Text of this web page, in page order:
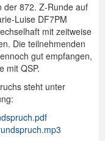
der 872. Z-Runde auf
Luise DF7PM
mit zeitweise
Die teilnehmenden
gut empfangen,
mit QSP.
steht unter